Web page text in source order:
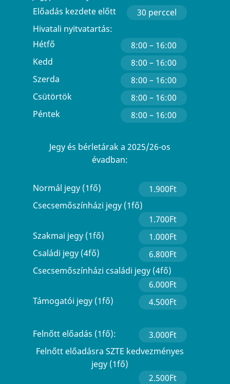
Előadás kezdete előtt
30 perccel
Hivatali nyitvatartás:
Hétfő
8:00 – 16:00
Kedd
8:00 – 16:00
Szerda
8:00 – 16:00
Csütörtök
8:00 – 16:00
Péntek
8:00 – 16:00
Jegy és bérletárak a 2025/26-os
évadban:
Normál jegy (1fő)
1.900Ft
Csecsemőszínházi jegy (1fő)
1.700Ft
Szakmai jegy (1fő)
1.000Ft
Családi jegy (4fő)
6.800Ft
Csecsemőszínházi családi jegy (4fő)
6.000Ft
Támogatói jegy (1fő)
4.500Ft
Felnőtt előadás (1fő):
3.000Ft
Felnőtt előadásra SZTE kedvezményes
jegy (1fő)
2.500Ft